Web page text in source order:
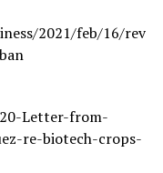
2021/feb/16/
Letter-from-
re-biotech-crops-